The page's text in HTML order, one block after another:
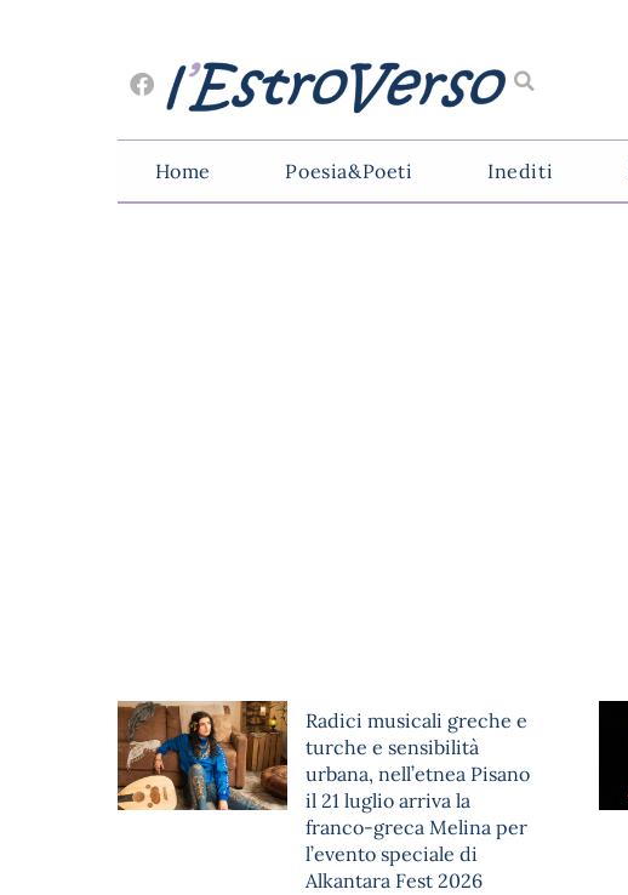
Home Poesia&Poeti Inediti
Radici musicali greche e
turche e sensibilità
urbana, nell’etnea Pisano
il 21 luglio arriva la
franco-greca Melina per
l’evento speciale di
Alkantara Fest 2026